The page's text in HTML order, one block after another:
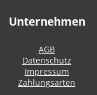
Unternehmen
AGB
Datenschutz
Impressum
Zahlungsarten